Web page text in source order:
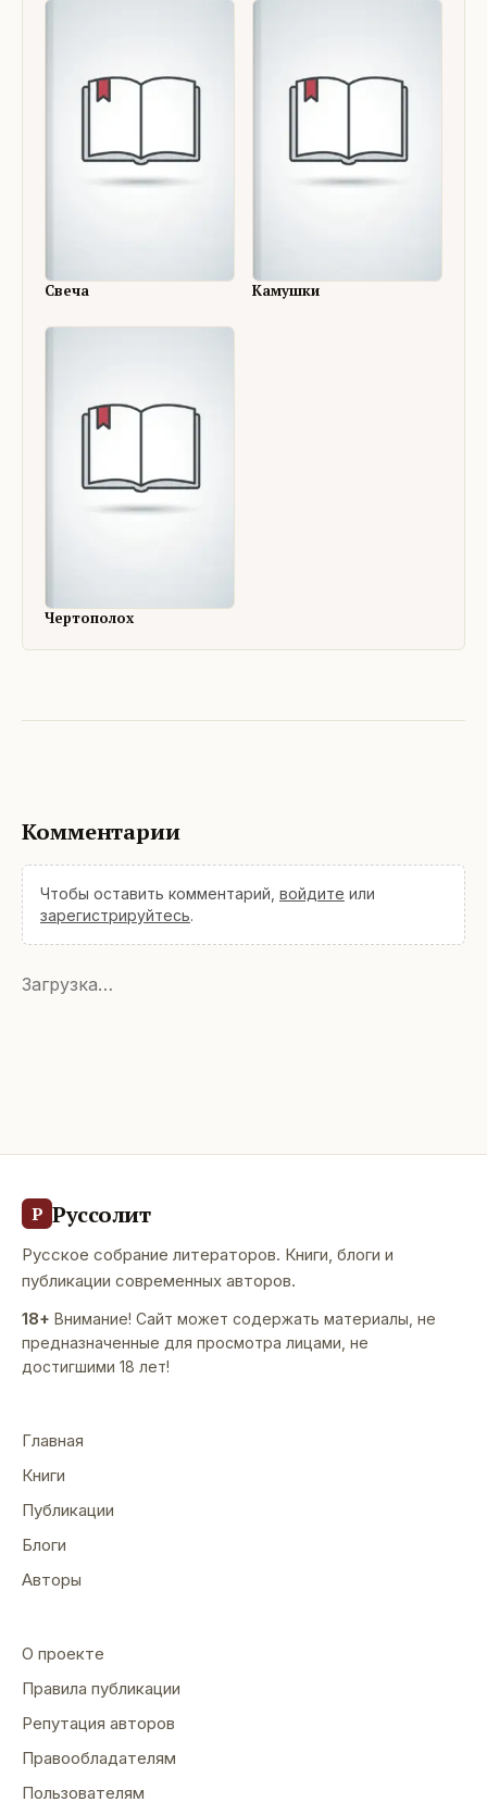
Свеча Камушки
Чертополох
Комментарии
Чтобы оставить комментарий, войдите или
зарегистрируйтесь.
Загрузка…
Р Руссолит
Русское собрание литераторов. Книги, блоги и
публикации современных авторов.
18+ Внимание! Сайт может содержать материалы, не
предназначенные для просмотра лицами, не
достигшими 18 лет!
Главная
Книги
Публикации
Блоги
Авторы
О проекте
Правила публикации
Репутация авторов
Правообладателям
Пользователям